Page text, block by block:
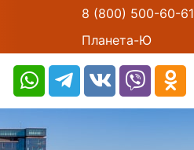
8 (800) 500-60-61
Планета-Ю